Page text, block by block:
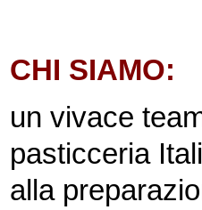
CHI SIAMO:
un vivace
pasticceria
alla